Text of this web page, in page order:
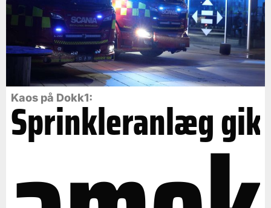
Kaos på Dokk1:
Sprinkleranlæg gik